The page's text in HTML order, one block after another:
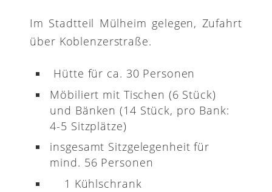
Im Stadtteil Mülheim gelegen, Zufahrt
über Koblenzerstraße.
Hütte für ca. 30 Personen
Möbiliert mit Tischen (6 Stück)
und Bänken (14 Stück, pro Bank:
4-5 Sitzplätze)
insgesamt Sitzgelegenheit für
mind. 56 Personen
1 Kühlschrank